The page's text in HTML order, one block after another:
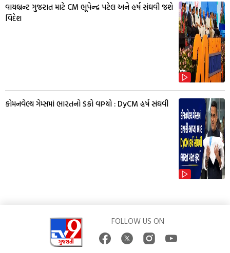
વાયબ્રન્ટ ગુજરાત માટે CM ભૂપેન્દ્ર પટેલ અને હર્ષ સંઘવી જશે
વિદેશ
કોમનવેલ્થ ગેમ્સમાં ભારતનો ડંકો વાગ્યો : DyCM હર્ષ સંઘવી
FOLLOW US ON